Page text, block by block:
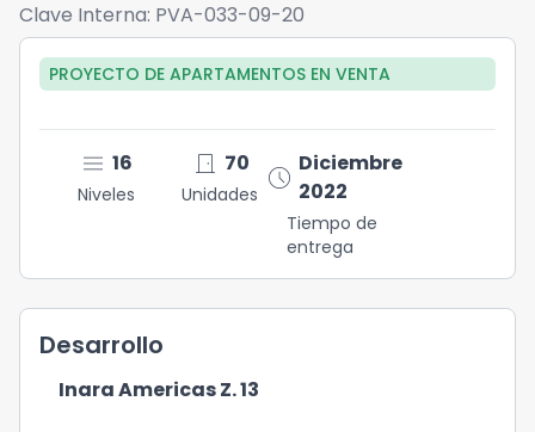
Clave Interna: PVA-033-09-20
PROYECTO DE APARTAMENTOS EN VENTA
menu 16
Niveles
door_front 70
Unidades schedule Diciembre
2022
Tiempo de
entrega
Desarrollo
Inara Americas Z. 13